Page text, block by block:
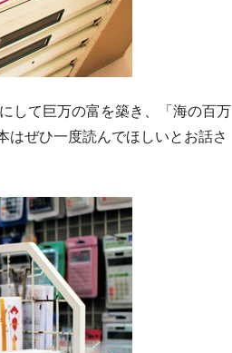
して巨万の富を築き、「海の百万
はぜひ一度読んでほしいとお話さ